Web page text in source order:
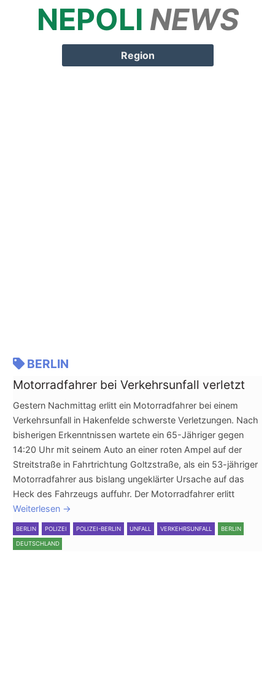
NEPOLI NEWS
Region
BERLIN
Motorradfahrer bei Verkehrsunfall verletzt
Gestern Nachmittag erlitt ein Motorradfahrer bei einem
Verkehrsunfall in Hakenfelde schwerste Verletzungen. Nach
bisherigen Erkenntnissen wartete ein 65-Jähriger gegen
14:20 Uhr mit seinem Auto an einer roten Ampel auf der
Streitstraße in Fahrtrichtung Goltzstraße, als ein 53-jähriger
Motorradfahrer aus bislang ungeklärter Ursache auf das
Heck des Fahrzeugs auffuhr. Der Motorradfahrer erlitt
Weiterlesen →
BERLIN POLIZEI POLIZEI-BERLIN UNFALL VERKEHRSUNFALL BERLIN
DEUTSCHLAND